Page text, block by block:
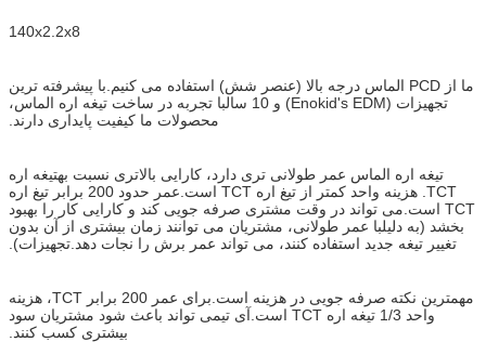
140x2.2x8
ما از PCD الماس درجه بالا (عنصر شش) استفاده می کنیم.با پیشرفته ترین
تجهیزات (Enokid's EDM) و 10 سال
با تجربه در ساخت تیغه اره الماس،
محصولات ما کیفیت پایداری دارند.
تیغه اره الماس عمر طولانی تری دارد، کارایی بالاتری نسبت بهتیغه اره
TCT. هزینه واحد کمتر از تیغ اره TCT است.
عمر حدود 200 برابر تیغ اره
TCT است.می تواند در وقت مشتری صرفه جویی کند و کارایی کار را بهبود
بخشد (به دلیلبا عمر طولانی، مشتریان می توانند زمان بیشتری از آن بدون
تغییر تیغه جدید استفاده کنند، می تواند عمر برش را نجات دهد. تجهیزات).
مهمترین نکته صرفه جویی در هزینه است.برای عمر 200 برابر TCT، هزینه
واحد 1/3 تیغه اره TCT است.آی تی
می تواند باعث شود مشتریان سود
بیشتری کسب کنند.